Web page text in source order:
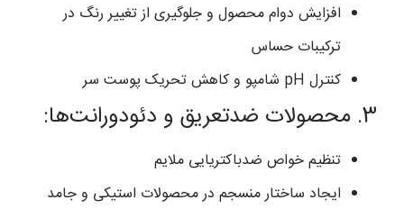
افزایش دوام محصول و جلوگیری از تغییر رنگ در
ترکیبات حساس
کنترل pH شامپو و کاهش تحریک پوست سر
3. محصولات ضدتعریق و دئودورانت‌ها:
تنظیم خواص ضدباکتریایی ملایم
ایجاد ساختار منسجم در محصولات استیکی و جامد